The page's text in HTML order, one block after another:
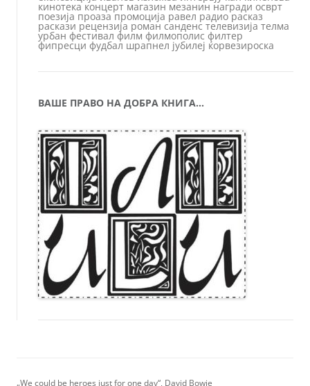
кинотека концерт магазин мезанин награди осврт
поезија проаза промоција равел радио расказ
раскази рецензија роман санденс телевизија телма
урбан фестивал филм филмополис филтер
фипресци фудбал шрапнел јубилеј ќорвезироска
ВАШЕ ПРАВО НА ДОБРА КНИГА…
„We could be heroes just for one day“, David Bowie